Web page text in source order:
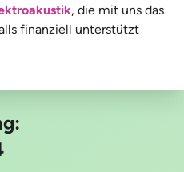
, die mit uns das
finanziell unterstützt